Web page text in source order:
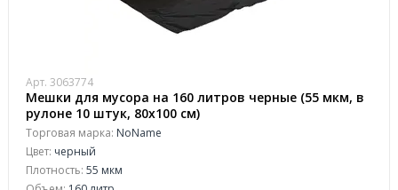
Арт. 3063774
Мешки для мусора на 160 литров черные (55 мкм, в
рулоне 10 штук, 80x100 см)
Торговая марка: NoName
Цвет: черный
Плотность: 55 мкм